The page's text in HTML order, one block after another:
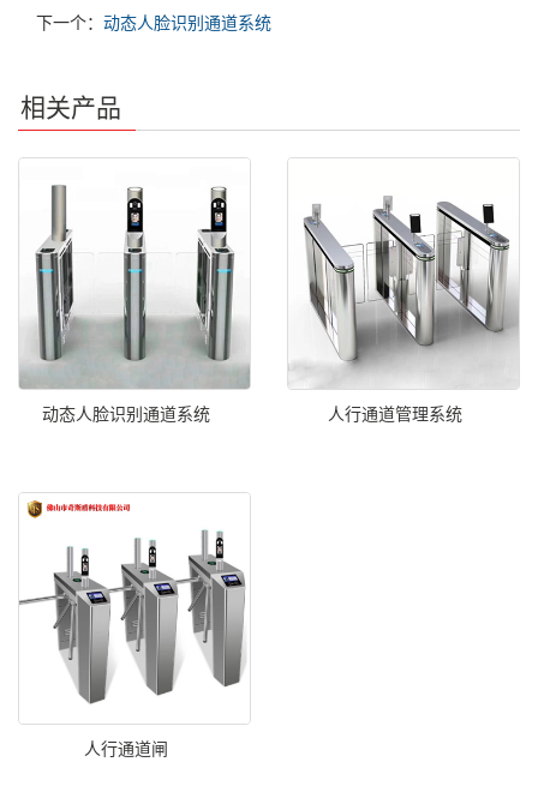
下一个： 动态人脸识别通道系统
相关产品
动态人脸识别通道系统 人行通道管理系统
人行通道闸